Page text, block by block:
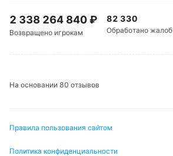
2 338 264 840₽
Возвращено игрокам
82 330
Обработано жалоб
На основании 80 отзывов
Правила пользования сайтом
Политика конфиденциальности